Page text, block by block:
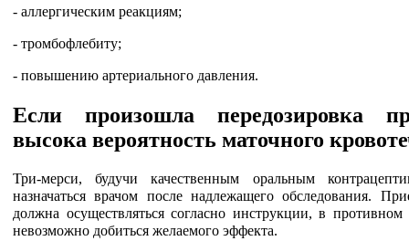
- аллергическим реакциям;
- тромбофлебиту;
- повышению артериального давления.
Если произошла передозировка
высока вероятность маточного
Три-мерси, будучи качественным оральным
назначаться врачом после надлежащего обследования.
должна осуществляться согласно инструкции, в противном
невозможно добиться желаемого эффекта.